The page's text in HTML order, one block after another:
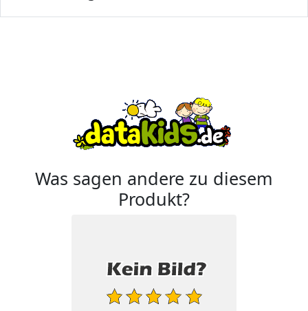
Was sagen andere zu diesem
Produkt?